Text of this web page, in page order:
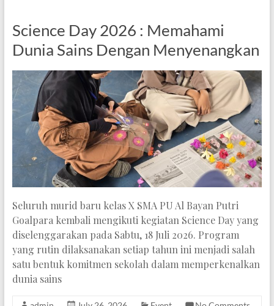
Berakhlak
Mulia
Science Day 2026 : Memahami
Dunia Sains Dengan Menyenangkan
Seluruh murid baru kelas X SMA PU Al Bayan Putri
Goalpara kembali mengikuti kegiatan Science Day yang
diselenggarakan pada Sabtu, 18 Juli 2026. Program
yang rutin dilaksanakan setiap tahun ini menjadi salah
satu bentuk komitmen sekolah dalam memperkenalkan
dunia sains